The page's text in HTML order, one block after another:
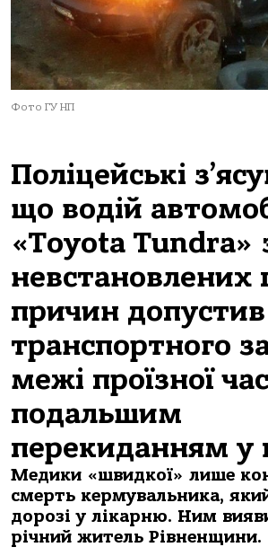
Фото ГУ НП
Поліцейські
що водій
«Toyota Tundra»
невстановлених
причин допустив
транспортного
межі проїзної
подальшим
перекиданням у
Медики «швидкої» лише
смерть кермувальника,
дорозі у лікарню. Ним
річний житель Рівненщини.